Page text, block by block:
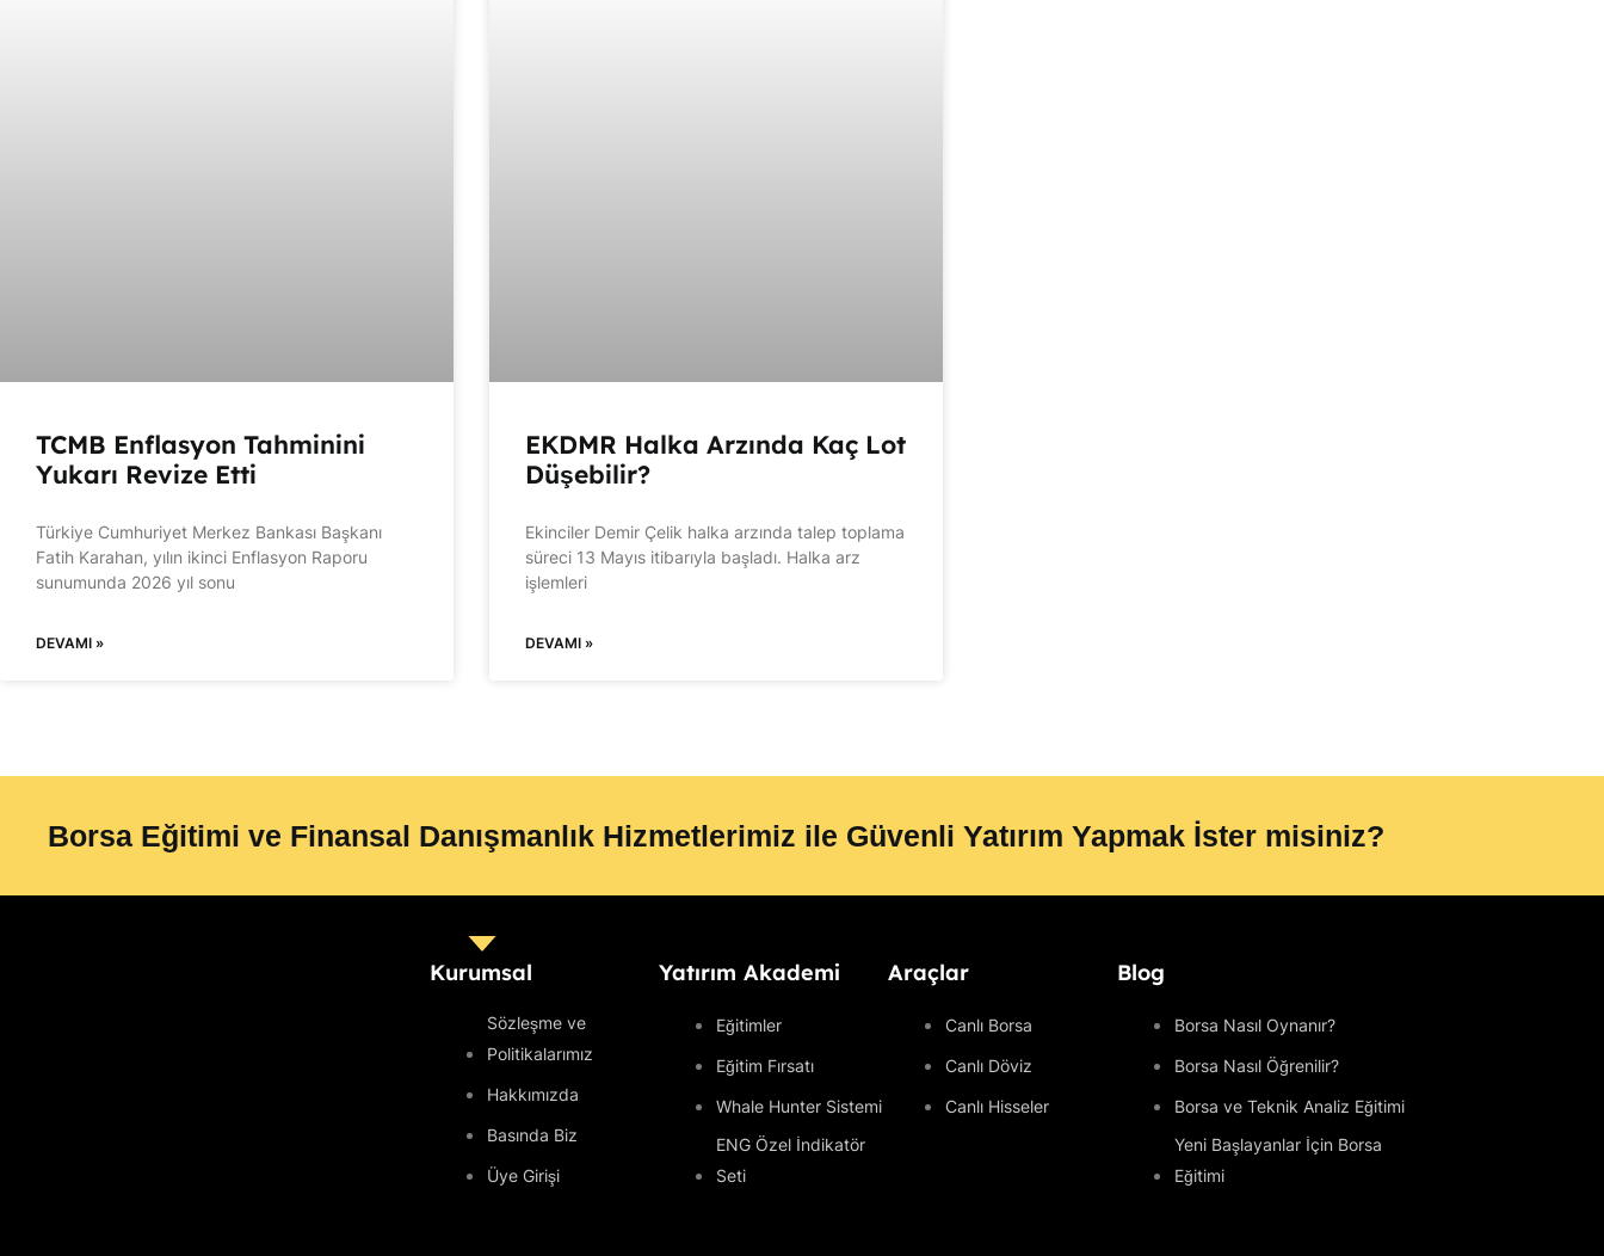
TCMB Enflasyon Tahminini
Yukarı Revize Etti
Türkiye Cumhuriyet Merkez Bankası Başkanı
Fatih Karahan, yılın ikinci Enflasyon Raporu
sunumunda 2026 yıl sonu
DEVAMI »
EKDMR Halka Arzında Kaç Lot
Düşebilir?
Ekinciler Demir Çelik halka arzında talep toplama
süreci 13 Mayıs itibarıyla başladı. Halka arz
işlemleri
DEVAMI »
Borsa Eğitimi ve Finansal Danışmanlık Hizmetlerimiz ile Güvenli Yatırım Yapmak İster misiniz?
Kurumsal
Sözleşme ve
Politikalarımız
Hakkımızda
Basında Biz
Üye Girişi
Yatırım Akademi
Eğitimler
Eğitim Fırsatı
Whale Hunter Sistemi
ENG Özel İndikatör
Seti
Araçlar
Canlı Borsa
Canlı Döviz
Canlı Hisseler
Blog
Borsa Nasıl Oynanır?
Borsa Nasıl Öğrenilir?
Borsa ve Teknik Analiz Eğitimi
Yeni Başlayanlar İçin Borsa
Eğitimi